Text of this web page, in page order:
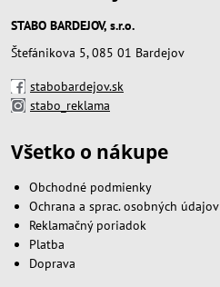
STABO BARDEJOV, s.r.o.
Štefánikova 5, 085 01 Bardejov
stabobardejov.sk
stabo_reklama
Všetko o nákupe
Obchodné podmienky
Ochrana a sprac. osobných údajov
Reklamačný poriadok
Platba
Doprava